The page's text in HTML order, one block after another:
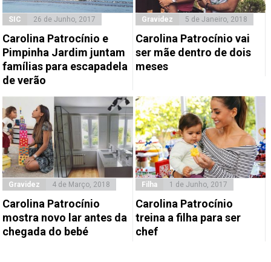
SIC 26 de Junho, 2017
Carolina Patrocínio e
Pimpinha Jardim juntam
famílias para escapadela
de verão
Gravidez 5 de Janeiro, 2018
Carolina Patrocínio vai
ser mãe dentro de dois
meses
Gravidez 4 de Março, 2018
Carolina Patrocínio
mostra novo lar antes da
chegada do bebé
Filha 1 de Junho, 2017
Carolina Patrocínio
treina a filha para ser
chef